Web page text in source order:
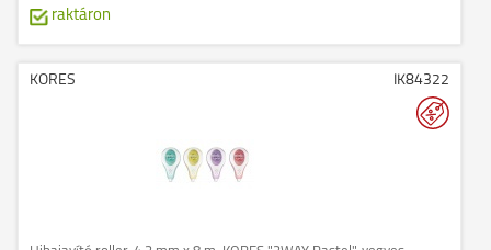
raktáron
KORES IK84322